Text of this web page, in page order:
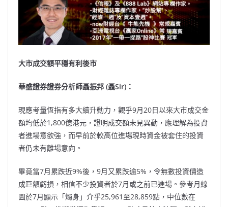
大市成交額平穩有利後市
華盛證券證券分析師聶振邦 (聶Sir)：
現應考量恆指有多大續升動力，觀乎9月20日以來大市成交金
額均低於1,800億港元，證明成交額未見異動，應理解為投資
者進場意欲強，而早前於較高位進場現時資金被套住的投資
者仍未有離場意向。
畢竟當7月累跌近9%後，9月又累跌逾5%，令無數投資價造
成巨額虧損，相信不少投資者於7月或之前已進場。參考月線
圖於7月顯示「燭身」介乎25,961至28,859點，中位數在